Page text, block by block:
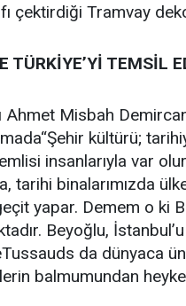
çektirdiği Tramvay
TÜRKİYE’Yİ TEMSİL
Ahmet Misbah
kültürü;
insanlarıyla var
tarihi binalarımızda
yapar. Demem o ki
Beyoğlu,
da dünyaca
balmumundan